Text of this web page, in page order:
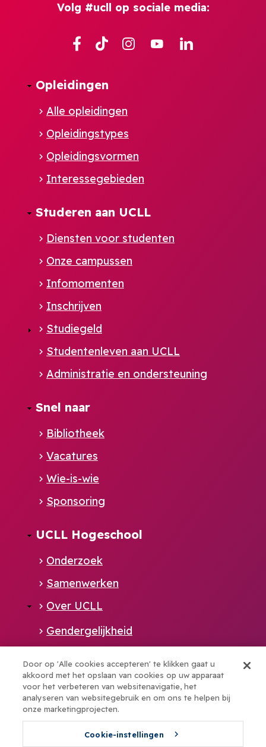
Volg #ucll op sociale media:
Facebook
TikTok Instagram
YouTube
Footer
NL
Opleidingen
Alle opleidingen
Opleidingstypes
Opleidingsvormen
Interessegebieden
Studeren aan UCLL
Diensten voor studenten
Onze campussen
Infomomenten
Inschrijven
Studiegeld
Studentenleven aan UCLL
Administratie en ondersteuning
Snel naar
Bibliotheek
Vacatures
Wie-is-wie
Sponsoring
UCLL Hogeschool
Onderzoek
Samenwerken
Over UCLL
Gendergelijkheid
Alumni
Pers
Door op 'Alle cookies accepteren' te klikken gaat u
akkoord met het opslaan van cookies op uw apparaat
voor het verbeteren van websitenavigatie, het
analyseren van websitegebruik en om ons te helpen bij
onze marketingprojecten.
Cookie-instellingen